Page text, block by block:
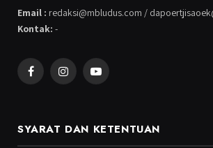
Email : redaksi@mbludus.com /
Kontak: -
FacebookInstagramYouTube
SYARAT DAN KETENTUAN